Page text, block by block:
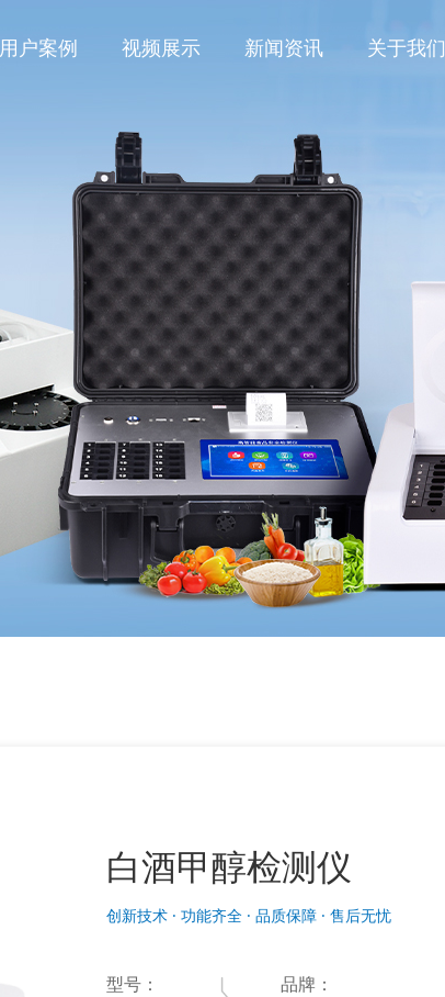
用户案例 视频展示 新闻资讯 关于我们
白酒甲醇检测仪
创新技术 · 功能齐全 · 品质保障 · 售后无忧
型号： 品牌：